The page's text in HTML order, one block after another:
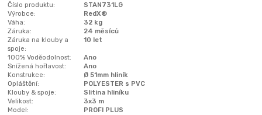
Číslo produktu:
STAN731LG
Výrobce:
RedX®
Váha:
32 kg
Záruka:
24 měsíců
Záruka na klouby a
spoje:
10 let
100% Voděodolnost:
Ano
Snížená hořlavost:
Ano
Konstrukce:
Ø 51mm hliník
Opláštění:
POLYESTER s PVC
Klouby & spoje:
Slitina hliníku
Velikost:
3x3 m
Model:
PROFI PLUS